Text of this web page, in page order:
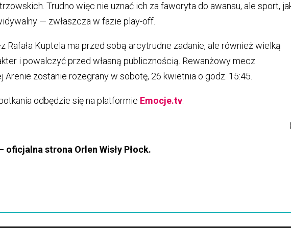
Trudno więc nie uznać ich za faworyta do awansu, ale sport,
— zwłaszcza w fazie play-off.
Rafała Kuptela ma przed sobą arcytrudne zadanie, ale również wielką
i powalczyć przed własną publicznością. Rewanżowy mecz
Arenie zostanie rozegrany w sobotę, 26 kwietnia o godz. 15:45.
odbędzie się na platformie Emocje.tv
strona Orlen Wisły Płock.